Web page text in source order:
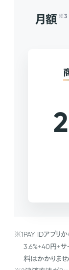
月額 ※3
※1PAY IDアプリ
3.6%+40円+サ
料はかかりませ